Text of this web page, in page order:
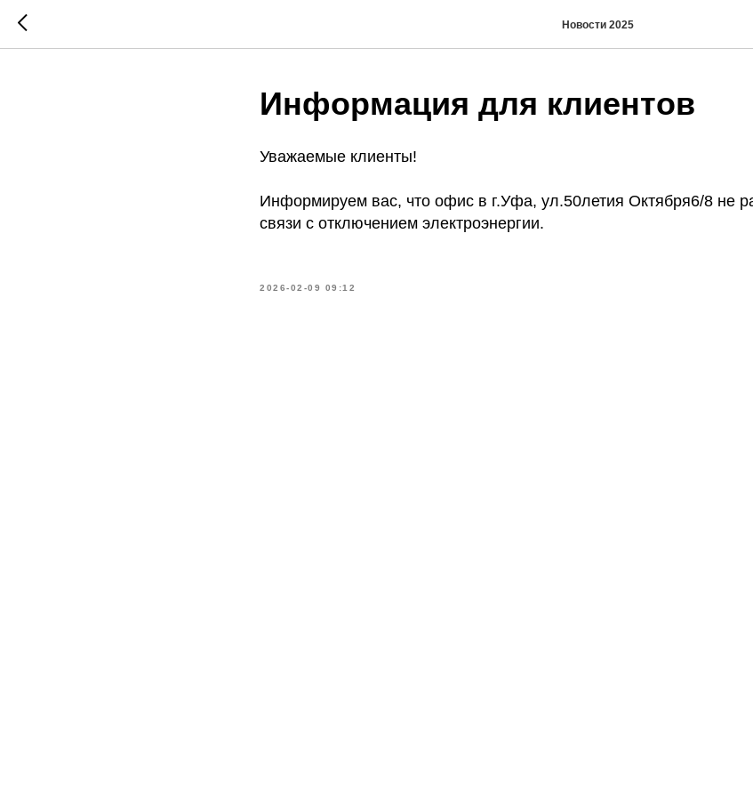
Новости 2025
Информация для клиентов
Уважаемые клиенты!
Информируем вас, что офис в г.Уфа, ул.50летия Октября6/8 не
связи с отключением электроэнергии.
2026-02-09 09:12